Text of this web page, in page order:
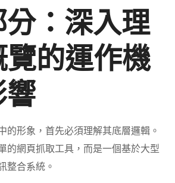
：深入理
的運作機
的形象，首先必須理解其底層邏輯。
的網頁抓取工具，而是一個基於大型
整合系統。